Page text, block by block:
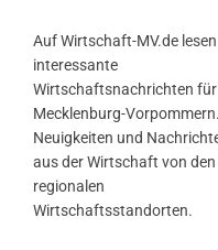
Auf Wirtschaft-MV.de lesen
interessante
Wirtschaftsnachrichten für
Mecklenburg-Vorpommern.
Neuigkeiten und
aus der Wirtschaft von den
regionalen
Wirtschaftsstandorten.